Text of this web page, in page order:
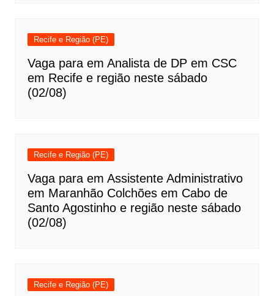
Recife e Região (PE)
Vaga para em Analista de DP em CSC
em Recife e região neste sábado
(02/08)
Recife e Região (PE)
Vaga para em Assistente Administrativo
em Maranhão Colchões em Cabo de
Santo Agostinho e região neste sábado
(02/08)
Recife e Região (PE)